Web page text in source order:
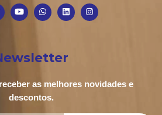
as melhores novidades e
descontos.